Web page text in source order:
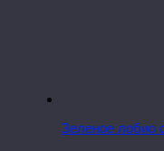
Зеленое лобио